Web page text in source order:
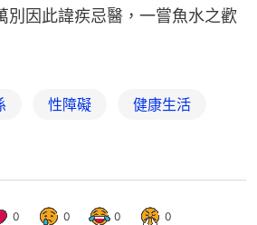
別因此諱疾忌醫，一嘗魚水之歡
性障礙 健康生活
0 0 0 0